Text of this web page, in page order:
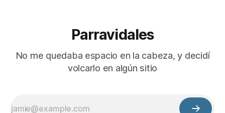
Parravidales
No me quedaba espacio en la cabeza, y decidí
volcarlo en algún sitio